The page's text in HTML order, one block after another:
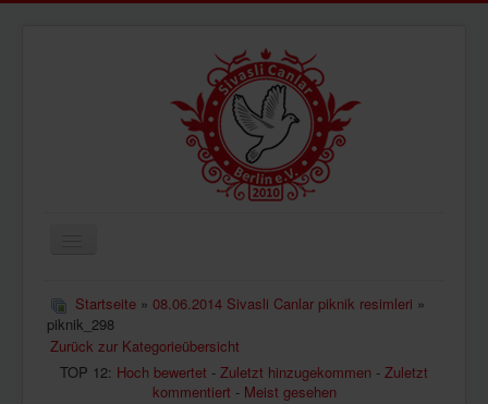
ÜBERUNS
AKTUELLES
BILDER
Startseite » 08.06.2014 Sivasli Canlar piknik resimleri »
piknik_298
Zurück zur Kategorieübersicht
TOP 12: Hoch bewertet - Zuletzt hinzugekommen - Zuletzt
kommentiert - Meist gesehen